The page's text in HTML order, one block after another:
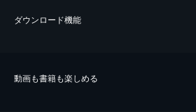
ダウンロード機能
動画も書籍も楽しめる